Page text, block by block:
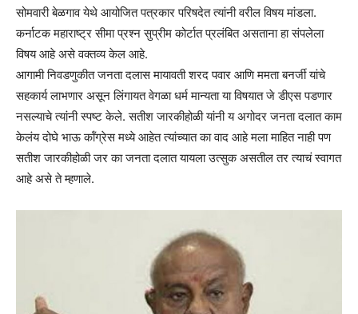
सोमवारी बेळगाव येथे आयोजित पत्रकार परिषदेत त्यांनी वरील विषय मांडला.
कर्नाटक महाराष्ट्र सीमा प्रश्न सुप्रीम कोर्टात प्रलंबित असताना हा संपलेला
विषय आहे असे वक्तव्य केल आहे.
आगामी निवडणुकीत जनता दलास मायावती शरद पवार आणि ममता बनर्जी यांचे
सहकार्य लाभणार असून लिंगायत वेगळा धर्म मान्यता या विषयात जे डीएस पडणार
नसल्याचे त्यांनी स्पष्ट केले. सतीश जारकीहोळी यांनी य अगोदर जनता दलात काम
केलंय दोघे भाऊ कॉंग्रेस मध्ये आहेत त्यांच्यात का वाद आहे मला माहित नाही पण
सतीश जारकीहोळी जर का जनता दलात यायला उत्सुक असतील तर त्याचं स्वागत
आहे असे ते म्हणाले.